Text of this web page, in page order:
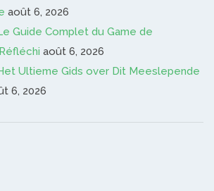
août 6, 2026
Guide Complet du Game de
août 6, 2026
Ultieme Gids over Dit Meeslepende
6, 2026